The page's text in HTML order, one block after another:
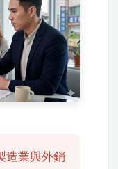
造業與外銷